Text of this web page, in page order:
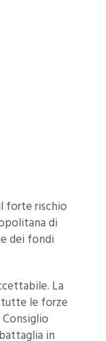
forte rischio
di
dei fondi
La
tutte le forze
in